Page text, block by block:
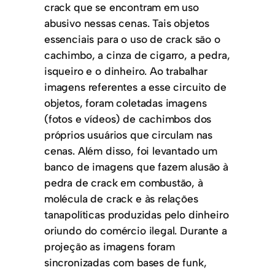
crack que se encontram em uso
abusivo nessas cenas. Tais objetos
essenciais para o uso de crack são o
cachimbo, a cinza de cigarro, a pedra,
isqueiro e o dinheiro. Ao trabalhar
imagens referentes a esse circuito de
objetos, foram coletadas imagens
(fotos e vídeos) de cachimbos dos
próprios usuários que circulam nas
cenas. Além disso, foi levantado um
banco de imagens que fazem alusão à
pedra de crack em combustão, à
molécula de crack e às relações
tanapolíticas produzidas pelo dinheiro
oriundo do comércio ilegal. Durante a
projeção as imagens foram
sincronizadas com bases de funk,